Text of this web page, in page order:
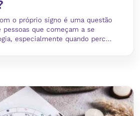
o próprio signo é uma questão
que começam a se
especialmente quando perc...